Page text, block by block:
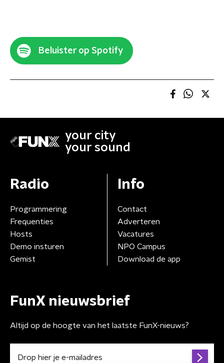
Beluister op Spotify
your city
your sound
Radio
Programmering
Frequenties
Hosts
Demo insturen
Gemist
Info
Contact
Adverteren
Vacatures
NPO Campus
Download de app
FunX nieuwsbrief
Altijd op de hoogte van het laatste FunX-nieuws?